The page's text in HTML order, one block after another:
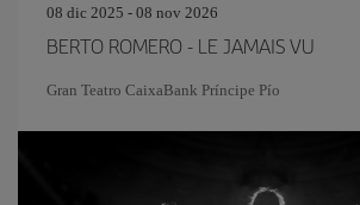
08 dic 2025 - 08 nov 2026
BERTO ROMERO - LE JAMAIS VU
Gran Teatro CaixaBank Príncipe Pío